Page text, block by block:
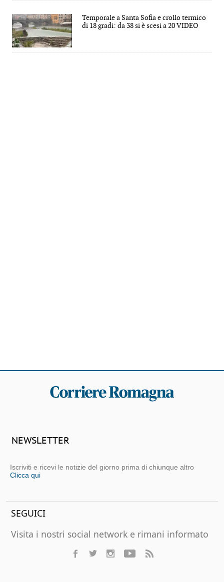
Temporale a Santa Sofia e crollo termico
di 18 gradi: da 38 si è scesi a 20 VIDEO
NEWSLETTER
Iscriviti e ricevi le notizie del giorno prima di chiunque altro
Clicca qui
SEGUICI
Visita i nostri social network e rimani informato